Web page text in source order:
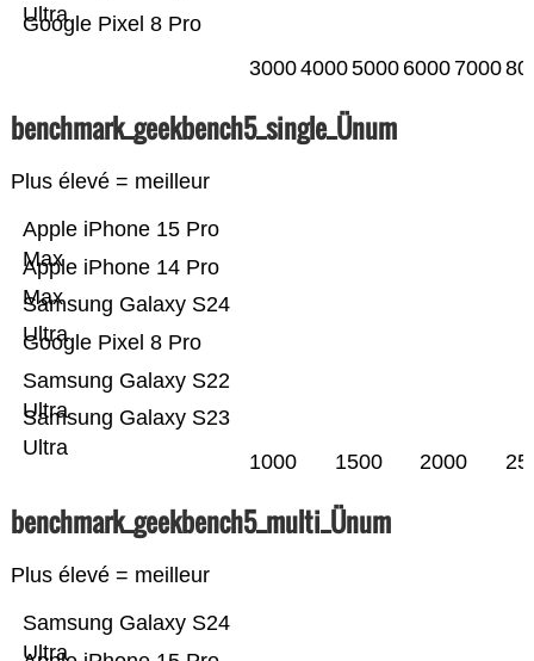
Google Pixel 8 Pro
Ultra
300040005000 6000 7000
benchmark_geekbench5_single_Ünum
Plus élevé = meilleur
Samsung Galaxy S23
Ultra
Samsung Galaxy S22
Ultra
Google Pixel 8 Pro
Samsung Galaxy S24
Ultra
Apple iPhone 14 Pro
Max
Apple iPhone 15 Pro
Max
1000 1500 2000
benchmark_geekbench5_multi_Ünum
Plus élevé = meilleur
Samsung Galaxy S24
Ultra